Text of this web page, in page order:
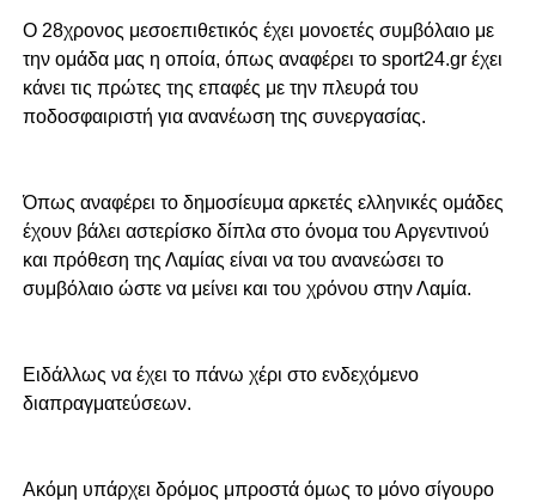
Ο 28χρονος μεσοεπιθετικός έχει μονοετές συμβόλαιο με
την ομάδα μας η οποία, όπως αναφέρει το sport24.gr έχει
κάνει τις πρώτες της επαφές με την πλευρά του
ποδοσφαιριστή για ανανέωση της συνεργασίας.
Όπως αναφέρει το δημοσίευμα αρκετές ελληνικές ομάδες
έχουν βάλει αστερίσκο δίπλα στο όνομα του Αργεντινού
και πρόθεση της Λαμίας είναι να του ανανεώσει το
συμβόλαιο ώστε να μείνει και του χρόνου στην Λαμία.
Ειδάλλως να έχει το πάνω χέρι στο ενδεχόμενο
διαπραγματεύσεων.
Ακόμη υπάρχει δρόμος μπροστά όμως το μόνο σίγουρο